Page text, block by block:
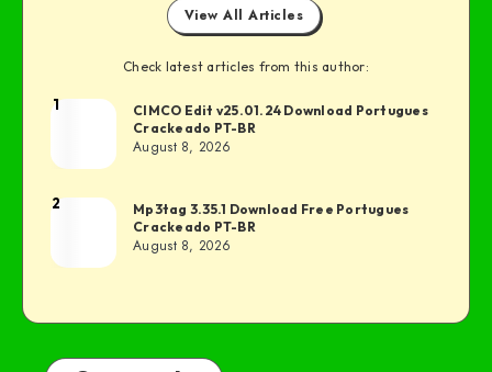
View All Articles
Check latest articles from this author:
1
CIMCO Edit v25.01.24 Download Portugues
Crackeado PT-BR
August 8, 2026
2
Mp3tag 3.35.1 Download Free Portugues
Crackeado PT-BR
August 8, 2026